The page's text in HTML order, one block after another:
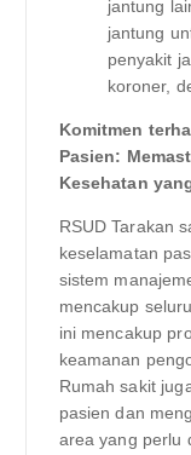
jantung
jantung
penyakit
koroner,
Komitmen
Pasien:
Kesehatan
RSUD Tarakan
keselamatan
sistem
mencakup
ini mencakup
keamanan
Rumah sakit
pasien dan
area yang perlu